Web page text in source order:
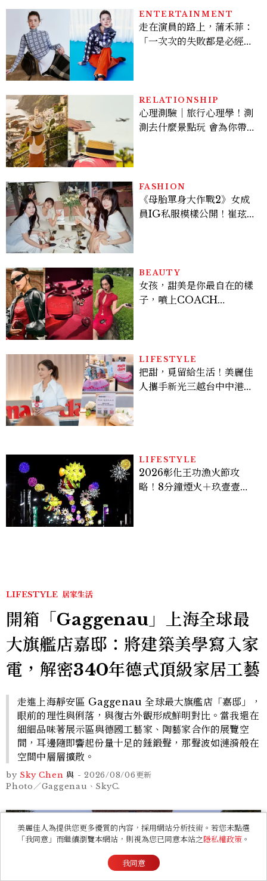
ENTERTAINMENT
走在演員的路上，蒲禾菲：
「一次次的失敗都是必經過
RELATIONSHIP
心理測驗｜旅行心理學！測
測去什麼景點玩 會為你帶來
FASHION
《母胎單身大作戰2》女成
員IG私服模樣公開！崔玹諝
BEAUTY
女孩，甜美是你最自在的樣
子，噴上COACH
LIFESTYLE
把甜，覓留給生活！美麗佳
人攜手新光三越台中中港
LIFESTYLE
2026彰化王功漁火節攻
略！8分鐘煙火＋玖壹壹、
LIFESTYLE 居家生活
開箱「Gaggenau」上海全球最
大旗艦店嘉邸：將建築美學寫入家
電，解密340年德式頂級家居工藝
走進上海靜安區 Gaggenau 全球最大旗艦店「嘉邸」，
眼前的理性與俐落，與復古外觀形成鮮明對比。當我還在
細細品味著展示區與德國工藝家、陶藝家合作的展覽空
間，耳邊隨即響起份量十足的錘鍛聲，那聲波如漣漪般在
空間中層層擴散。
by Sky Chen 與 - 2026/08/06更新
Photo／Gaggenau、SkyC.
美麗佳人為提供您更多優質的內容，採用網站分析技術。若您未點選
「我同意」而繼續瀏覽本網站，則視為您已同意本站之隱私權政策 。
我同意